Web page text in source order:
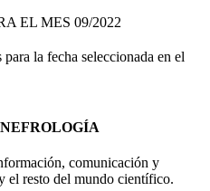
EL MES 09/2022
la fecha seleccionada en el
comunicación y
el resto del mundo científico.